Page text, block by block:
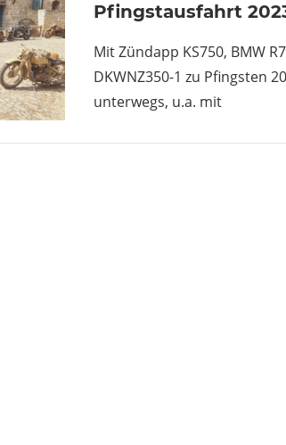
Pfingstausfahrt
Mit Zündapp KS750, BMW
DKWNZ350-1 zu Pfingsten
unterwegs, u.a. mit